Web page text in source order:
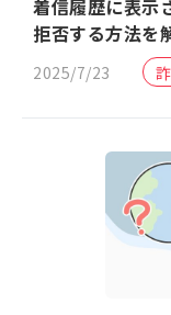
着信履歴に表示
拒否する方法を
2025/7/23